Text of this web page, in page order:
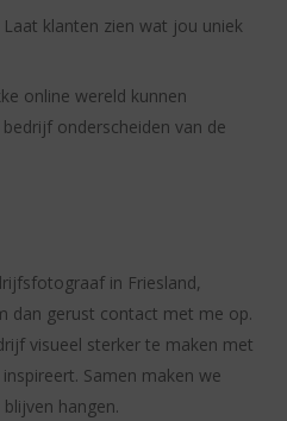
Laat klanten zien wat jou uniek
online wereld kunnen
onderscheiden van de
in Friesland,
dan gerust contact met me op.
visueel sterker te maken met
Samen maken we
hangen.